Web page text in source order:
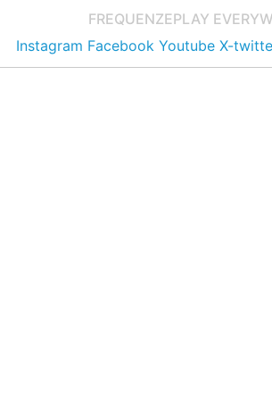
FREQUENZEPLAY
Instagram Facebook Youtube X-